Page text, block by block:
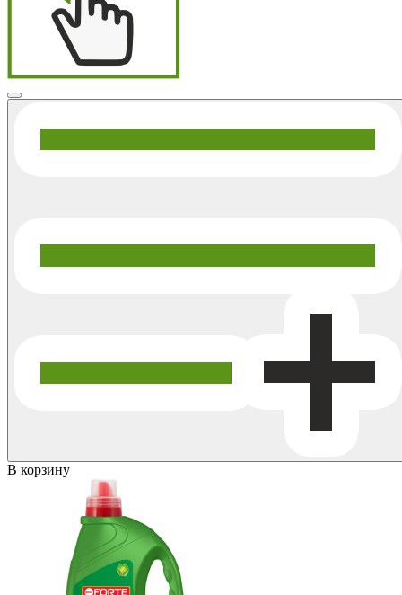
В корзину